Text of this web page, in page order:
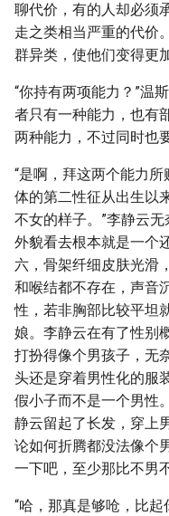
聊代价，有的人却必须
走之类相当严重的代价
群异类，使他们变得更
“你持有两项能力？”温
者只有一种能力，也有
两种能力，不过同时也
“是啊，拜这两个能力
体的第二性征从出生以
不女的样子。”李静云
外貌看去根本就是一个
六，骨架纤细皮肤光滑
和喉结都不存在，声音
性，若非胸部比较平坦
娘。李静云在有了性别
打扮得像个男孩子，无
头还是穿着男性化的服
假小子而不是一个男性
静云留起了长发，穿上
论如何折腾都没法像个
一下吧，至少那比不男
“哈，那真是够呛，比